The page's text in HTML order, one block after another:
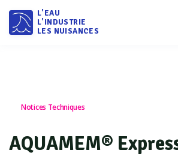
L'EAU
L'INDUSTRIE
LES NUISANCES
Notices Techniques
AQUAMEM®